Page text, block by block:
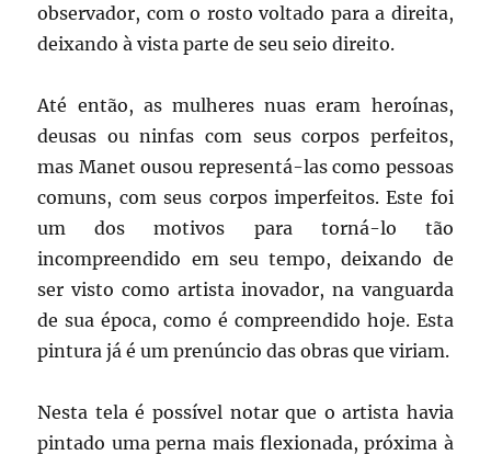
observador, com o rosto voltado para a direita,
deixando à vista parte de seu seio direito.
Até então, as mulheres nuas eram heroínas,
deusas ou ninfas com seus corpos perfeitos,
mas Manet ousou representá-las como pessoas
comuns, com seus corpos imperfeitos. Este foi
um dos motivos para torná-lo tão
incompreendido em seu tempo, deixando de
ser visto como artista inovador, na vanguarda
de sua época, como é compreendido hoje. Esta
pintura já é um prenúncio das obras que viriam.
Nesta tela é possível notar que o artista havia
pintado uma perna mais flexionada, próxima à